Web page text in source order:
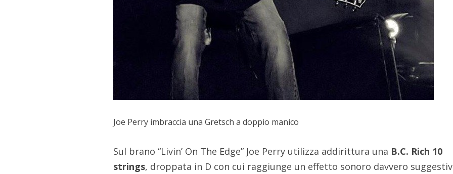
Joe Perry imbraccia una Gretsch a doppio manico
Sul brano “Livin’ On The Edge” Joe Perry utilizza addirittura una B.C. Rich 10
strings, droppata in D con cui raggiunge un effetto sonoro davvero